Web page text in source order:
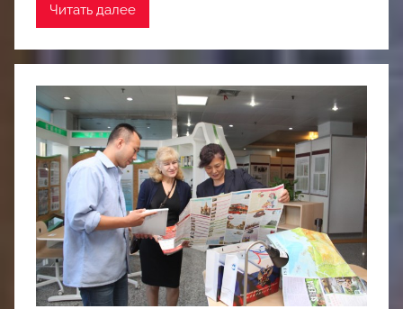
Читать далее